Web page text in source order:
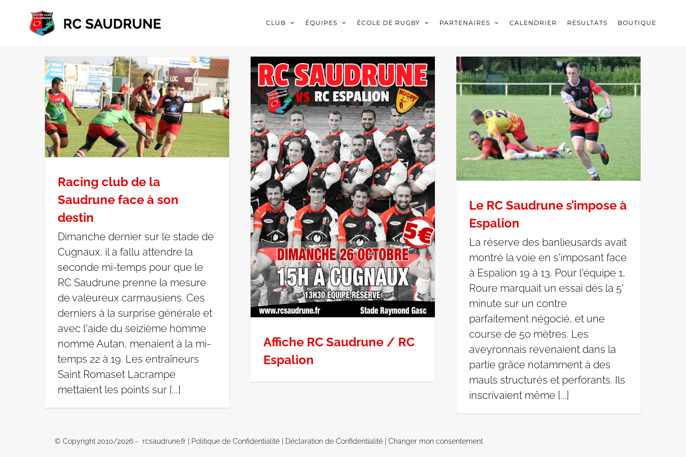
contenu
CLUB ÉQUIPES ÉCOLE DE RUGBY PARTENAIRES CALENDRIER RESULTATS BOUTIQUE
Racing club de la
Saudrune face à son
destin
Dimanche dernier sur le stade de
Cugnaux, il a fallu attendre la
seconde mi-temps pour que le
RC Saudrune prenne la mesure
de valeureux carmausiens. Ces
derniers à la surprise générale et
avec l'aide du seizième homme
nommé Autan, menaient à la mi-
temps 22 à 19. Les entraîneurs
Saint Romaset Lacrampe
mettaient les points sur [...]
Affiche RC Saudrune / RC
Espalion
Le RC Saudrune s’impose à
Espalion
La réserve des banlieusards avait
montré la voie en s'imposant face
à Espalion 19 à 13. Pour l'équipe 1,
Roure marquait un essai dés la 5'
minute sur un contre
parfaitement négocié, et une
course de 50 mètres. Les
aveyronnais revenaient dans la
partie grâce notamment à des
mauls structurés et perforants. Ils
inscrivaient même [...]
© Copyright 2010/2026 - rcsaudrune.fr | Politique de Confidentialité Déclaration de Confidentialité |Changer mon consentement